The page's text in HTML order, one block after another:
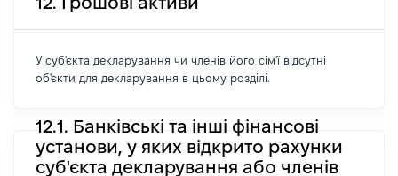
У суб'єкта декларування чи членів його сім'ї відсутні
об'єкти для декларування в цьому розділі.
12.1. Банківські та інші фінансові
установи, у яких відкрито рахунки
суб'єкта декларування або членів